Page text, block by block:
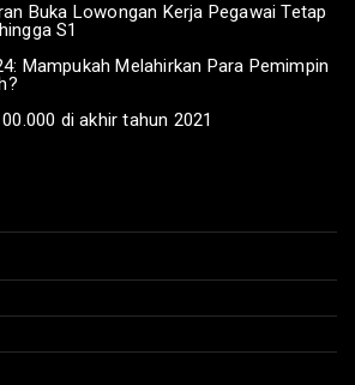
Buka Lowongan Kerja Pegawai Tetap
S1
Mampukah Melahirkan Para Pemimpin
di akhir tahun 2021